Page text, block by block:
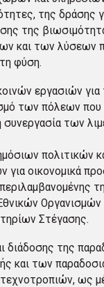
της δράσης
της
και των λύσεων
φύση.
εργασιών
των πόλεων που
συνεργασία των
πολιτικών
για οικονομικά
Στέγασης.
διάδοσης της
και των
ως